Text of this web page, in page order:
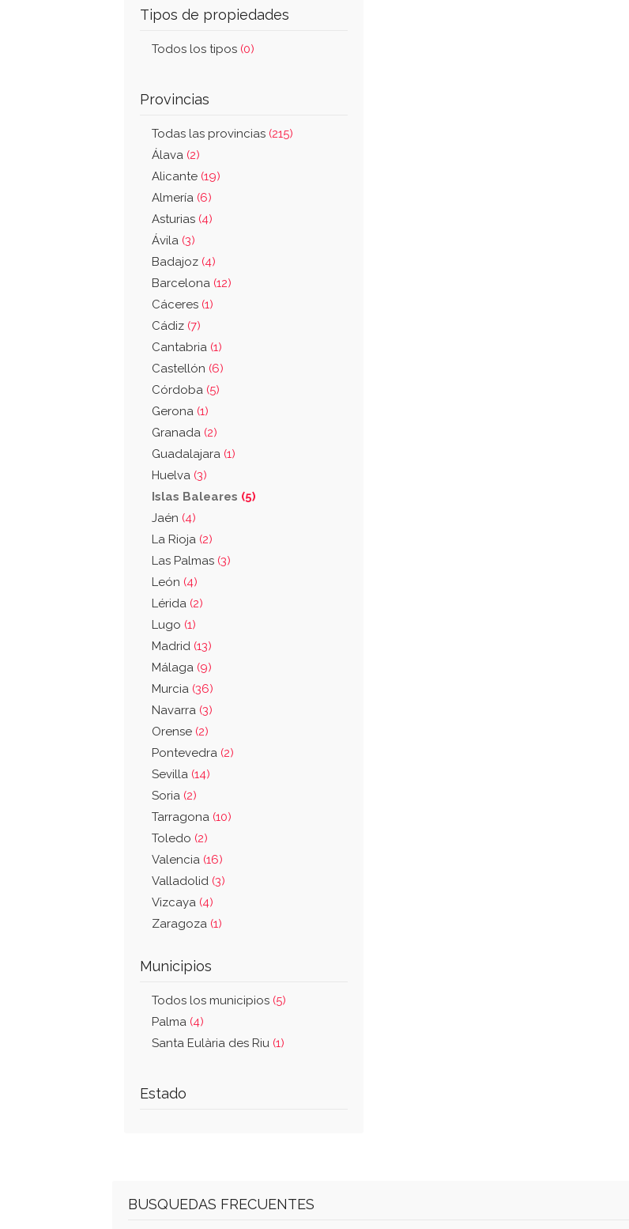
Tipos de propiedades
Todos los tipos (0)
Provincias
Todas las provincias (215)
Álava (2)
Alicante (19)
Almería (6)
Asturias (4)
Ávila (3)
Badajoz (4)
Barcelona (12)
Cáceres (1)
Cádiz (7)
Cantabria (1)
Castellón (6)
Córdoba (5)
Gerona (1)
Granada (2)
Guadalajara (1)
Huelva (3)
Islas Baleares (5)
Jaén (4)
La Rioja (2)
Las Palmas (3)
León (4)
Lérida (2)
Lugo (1)
Madrid (13)
Málaga (9)
Murcia (36)
Navarra (3)
Orense (2)
Pontevedra (2)
Sevilla (14)
Soria (2)
Tarragona (10)
Toledo (2)
Valencia (16)
Valladolid (3)
Vizcaya (4)
Zaragoza (1)
Municipios
Todos los municipios (5)
Palma (4)
Santa Eulària des Riu (1)
Estado
BUSQUEDAS FRECUENTES